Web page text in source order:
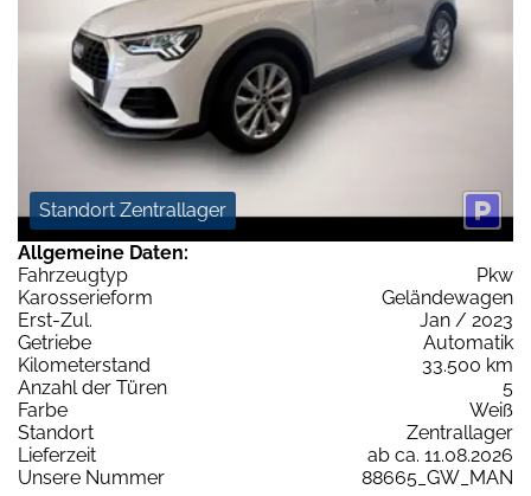
Standort Zentrallager
Allgemeine Daten:
Fahrzeugtyp
Pkw
Karosserieform
Geländewagen
Erst-Zul.
Jan / 2023
Getriebe
Automatik
Kilometerstand
33.500 km
Anzahl der Türen
5
Farbe
Weiß
Standort
Zentrallager
Lieferzeit
ab ca. 11.08.2026
Unsere Nummer
88665_GW_MAN